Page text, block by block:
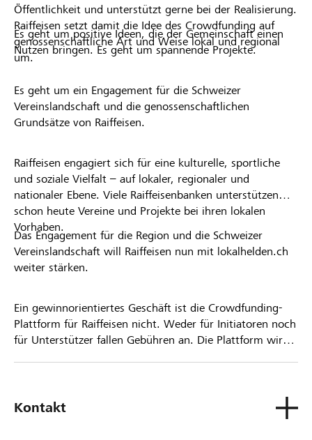
Öffentlichkeit und unterstützt gerne bei der Realisierung.
Raiffeisen setzt damit die Idee des Crowdfunding auf
genossenschaftliche Art und Weise lokal und regional
um.
Es geht um positive Ideen, die der Gemeinschaft einen
Nutzen bringen. Es geht um spannende Projekte.
Es geht um ein Engagement für die Schweizer
Vereinslandschaft und die genossenschaftlichen
Grundsätze von Raiffeisen.
Raiffeisen engagiert sich für eine kulturelle, sportliche
und soziale Vielfalt – auf lokaler, regionaler und
nationaler Ebene. Viele Raiffeisenbanken unterstützen
schon heute Vereine und Projekte bei ihren lokalen
Vorhaben.
Das Engagement für die Region und die Schweizer
Vereinslandschaft will Raiffeisen nun mit lokalhelden.ch
weiter stärken.
Ein gewinnorientiertes Geschäft ist die Crowdfunding-
Plattform für Raiffeisen nicht. Weder für Initiatoren noch
für Unterstützer fallen Gebühren an. Die Plattform wird
Kontakt